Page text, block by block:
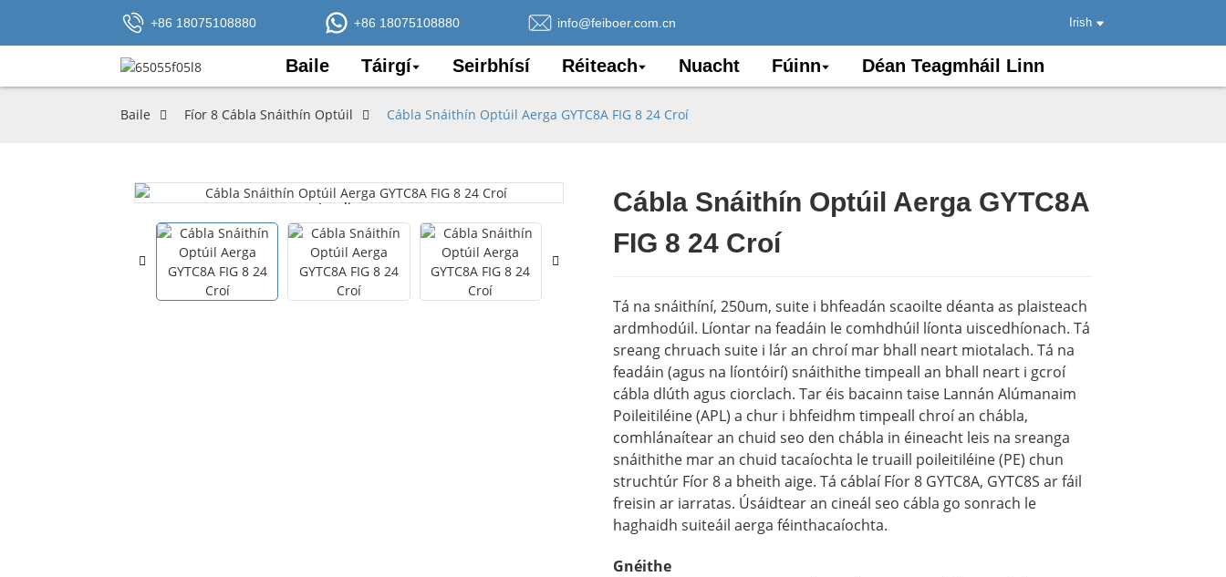
+86 18075108880 +86 18075108880 info@feiboer.com.cn Irish
Baile Táirgí Seirbhísí Réiteach Nuacht Fúinn Déan Teagmháil Linn
Baile Fíor 8 Cábla Snáithín Optúil Cábla Snáithín Optúil Aerga GYTC8A FIG 8 24 Croí
Loading...
Loading... Loading...
Loading...
Cábla Snáithín Optúil Aerga GYTC8A
FIG 8 24 Croí
Tá na snáithíní, 250um, suite i bhfeadán scaoilte déanta as plaisteach
ardmhodúil. Líontar na feadáin le comhdhúil líonta uiscedhíonach. Tá
sreang chruach suite i lár an chroí mar bhall neart miotalach. Tá na
feadáin (agus na líontóirí) snáithithe timpeall an bhall neart i gcroí
cábla dlúth agus ciorclach. Tar éis bacainn taise Lannán Alúmanaim
Poileitiléine (APL) a chur i bhfeidhm timpeall chroí an chábla,
comhlánaítear an chuid seo den chábla in éineacht leis na sreanga
snáithithe mar an chuid tacaíochta le truaill poileitiléine (PE) chun
struchtúr Fíor 8 a bheith aige. Tá cáblaí Fíor 8 GYTC8A, GYTC8S ar fáil
freisin ar iarratas. Úsáidtear an cineál seo cábla go sonrach le
haghaidh suiteáil aerga féinthacaíochta.
Gnéithe